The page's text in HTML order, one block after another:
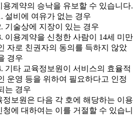
용계약의 승낙을 유보할 수 있습니다.
설비에 여유가 없는 경우
기술상에 지장이 있는 경우
이용계약을 신청한 사람이 14세 미만
자로 친권자의 동의를 득하지 않았
경우
기타 교육정보원이 서비스의 효율적
운영 등을 위하여 필요하다고 인정
는 경우
보원은 다음 각 호에 해당하는 이용
청에 대하여는 이를 거절할 수 있습니